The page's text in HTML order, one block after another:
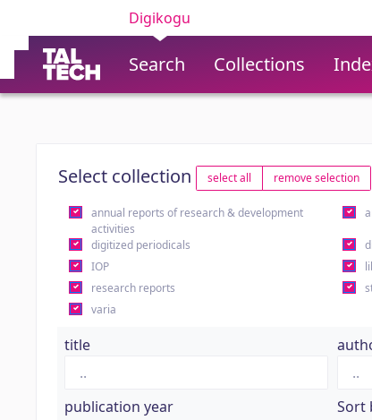
Digikogu
Search Collections
Select collection select all remove selection
annual reports of research & development
activities
digitized periodicals
IOP
research reports
varia
title
publication year
Sort